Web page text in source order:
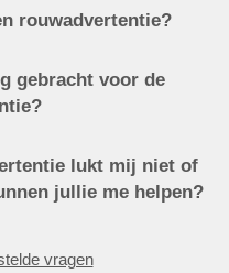
rouwadvertentie?
gebracht voor de
lukt mij niet of
jullie me helpen?
vragen